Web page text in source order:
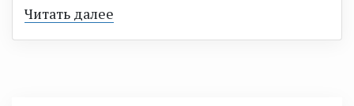
Читать далее